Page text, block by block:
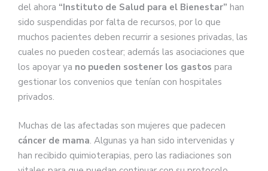
del ahora “Instituto de Salud para el Bienestar” han
sido suspendidas por falta de recursos, por lo que
muchos pacientes deben recurrir a sesiones privadas, las
cuales no pueden costear; además las asociaciones que
los apoyar ya no pueden sostener los gastos para
gestionar los convenios que tenían con hospitales
privados.
Muchas de las afectadas son mujeres que padecen
cáncer de mama. Algunas ya han sido intervenidas y
han recibido quimioterapias, pero las radiaciones son